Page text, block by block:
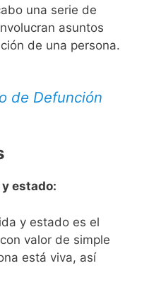
una serie de
asuntos
de una persona.
de Defunción
estado:
y estado es el
valor de simple
está viva, así